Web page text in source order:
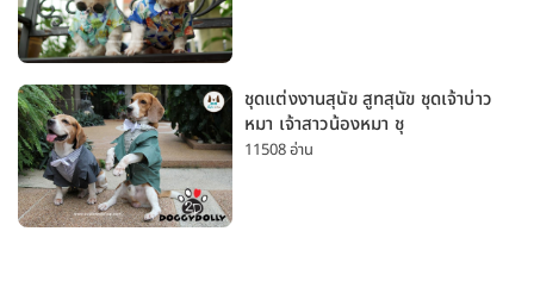
ชุดแต่งงานสุนัข สูทสุนัข ชุดเจ้าบ่าว
หมา เจ้าสาวน้องหมา ชุ
11508 อ่าน